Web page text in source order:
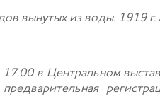
вынутых из воды. 1919
в Центральном